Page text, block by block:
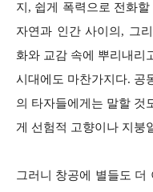
지, 쉽게 폭력으로 전화
자연과 인간 사이의, 그
화와 교감 속에 뿌리내리
시대에도 마찬가지다. 공
의 타자들에게는 말할 것
게 선험적 고향이나 지붕
그러니 창공에 별들도 더